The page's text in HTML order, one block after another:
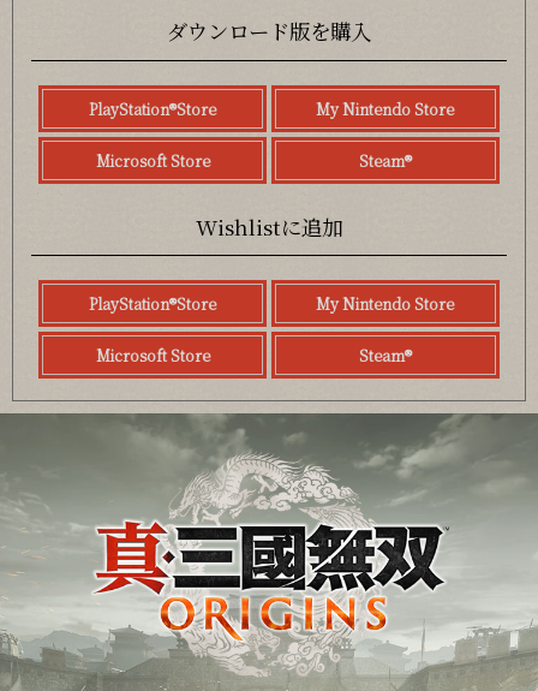
ダウンロード版を購入
PlayStation®Store My Nintendo Store
Microsoft Store Steam®
Wishlistに追加
PlayStation®Store My Nintendo Store
Microsoft Store Steam®